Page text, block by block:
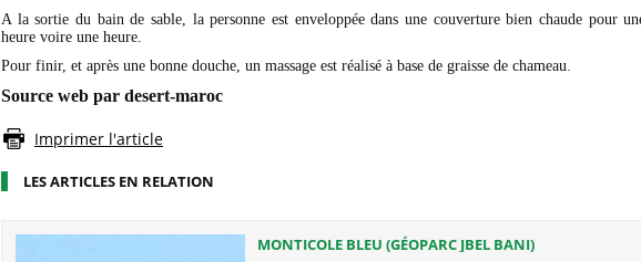
A la sortie du bain de sable, la personne est enveloppée dans une couverture bien chaude pour
heure voire une heure.
Pour finir, et après une bonne douche, un massage est réalisé à base de graisse de chameau.
Source web par desert-maroc
Imprimer l'article
LES ARTICLES EN RELATION
MONTICOLE BLEU (GÉOPARC JBEL BANI)